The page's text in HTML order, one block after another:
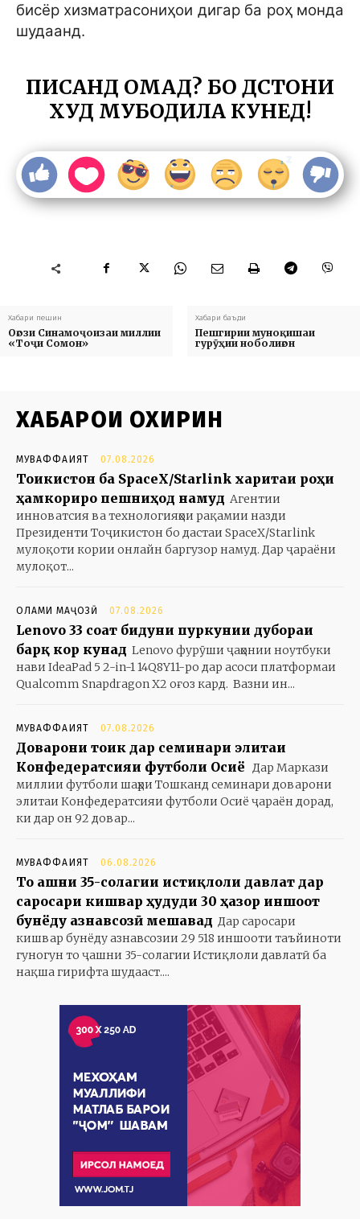
бисёр хизматрасониҳои дигар ба роҳ монда
шудаанд.
ПИСАНД ОМАД? БО ДӮСТОНИ
ХУД МУБОДИЛА КУНЕД!
Хабари пешин
Оғози Синамоҷоизаи миллии
«Тоҷи Сомон»
Хабари баъди
Пешгирии муноқишаи
гурӯҳии ноболиғон
ХАБАРҲОИ ОХИРИН
МУВАФФАҚИЯТ 07.08.2026
Тоҷикистон ба SpaceX/Starlink харитаи роҳи
ҳамкориро пешниҳод намуд Агентии
инноватсия ва технологияҳои рақамии назди
Президенти Тоҷикистон бо дастаи SpaceX/Starlink
мулоқоти кории онлайн баргузор намуд. Дар ҷараёни
мулоқот...
ОЛАМИ МАҶОЗӢ 07.08.2026
Lenovo 33 соат бидуни пуркунии дубораи
барқ кор кунад Lenovo фурӯши ҷаҳонии ноутбуки
нави IdeaPad 5 2-in-1 14Q8Y11-ро дар асоси платформаи
Qualcomm Snapdragon X2 оғоз кард. Вазни ин...
МУВАФФАҚИЯТ 07.08.2026
Доварони тоҷик дар семинари элитаи
Конфедератсияи футболи Осиё Дар Маркази
миллии футболи шаҳри Тошканд семинари доварони
элитаи Конфедератсияи футболи Осиё ҷараён дорад,
ки дар он 92 довар...
МУВАФФАҚИЯТ 06.08.2026
То ҷашни 35-солагии истиқлоли давлат дар
саросари кишвар ҳудуди 30 ҳазор иншоот
бунёду азнавсозӣ мешавад Дар саросари
кишвар бунёду азнавсозии 29 518 иншооти таъйиноти
гуногун то ҷашни 35-солагии Истиқлоли давлатӣ ба
нақша гирифта шудааст....